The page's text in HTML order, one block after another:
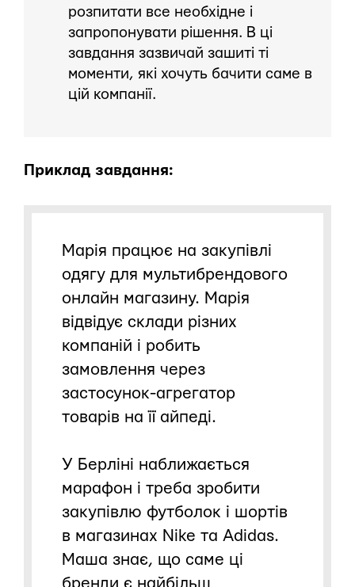
розпитати все необхідне і
запропонувати рішення. В ці
завдання зазвичай зашиті ті
моменти, які хочуть бачити саме в
цій компанії.
Приклад завдання:
Марія працює на закупівлі
одягу для мультибрендового
онлайн магазину. Марія
відвідує склади різних
компаній і робить
замовлення через
застосунок-агрегатор
товарів на її айпеді.
У Берліні наближається
марафон і треба зробити
закупівлю футболок і шортів
в магазинах Nike та Adidas.
Маша знає, що саме ці
бренди є найбільш